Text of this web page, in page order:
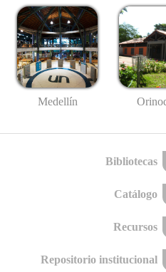
Medellín
Bibliotecas
Catálogo
Recursos
Repositorio institucional